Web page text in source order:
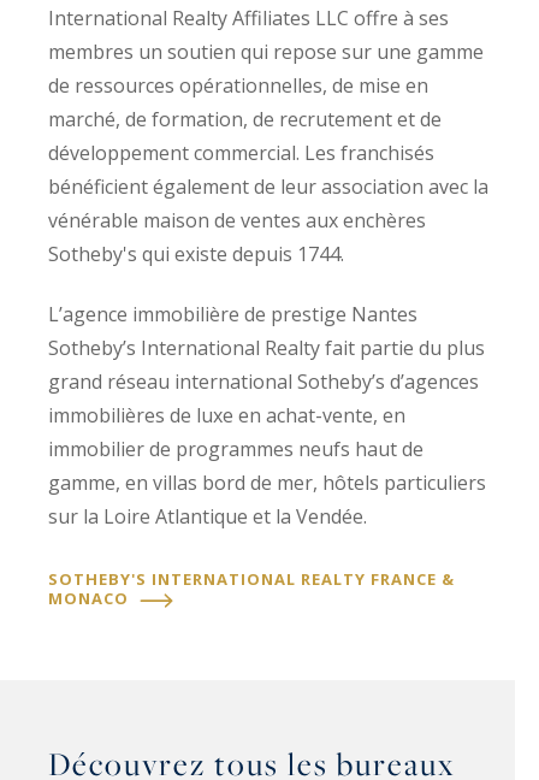
International Realty Affiliates LLC offre à ses
membres un soutien qui repose sur une gamme
de ressources opérationnelles, de mise en
marché, de formation, de recrutement et de
développement commercial. Les franchisés
bénéficient également de leur association avec la
vénérable maison de ventes aux enchères
Sotheby's qui existe depuis 1744.
L’agence immobilière de prestige Nantes
Sotheby’s International Realty fait partie du plus
grand réseau international Sotheby’s d’agences
immobilières de luxe en achat-vente, en
immobilier de programmes neufs haut de
gamme, en villas bord de mer, hôtels particuliers
sur la Loire Atlantique et la Vendée.
SOTHEBY'S INTERNATIONAL REALTY FRANCE &
MONACO
Découvrez tous les bureaux